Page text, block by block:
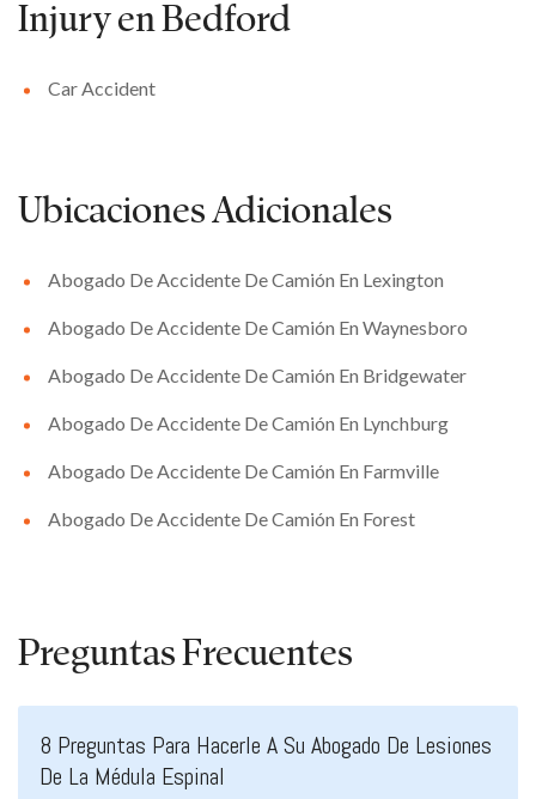
Injury en Bedford
Car Accident
Ubicaciones Adicionales
Abogado De Accidente De Camión En Lexington
Abogado De Accidente De Camión En Waynesboro
Abogado De Accidente De Camión En Bridgewater
Abogado De Accidente De Camión En Lynchburg
Abogado De Accidente De Camión En Farmville
Abogado De Accidente De Camión En Forest
Preguntas Frecuentes
8 Preguntas Para Hacerle A Su Abogado De Lesiones
De La Médula Espinal